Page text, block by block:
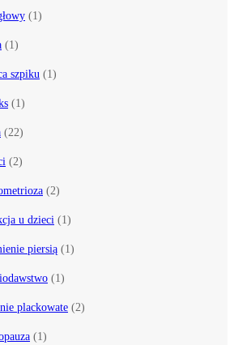
(1)
(1)
szpiku (1)
(1)
(22)
(2)
(2)
u dzieci (1)
piersią (1)
(1)
plackowate (2)
(1)